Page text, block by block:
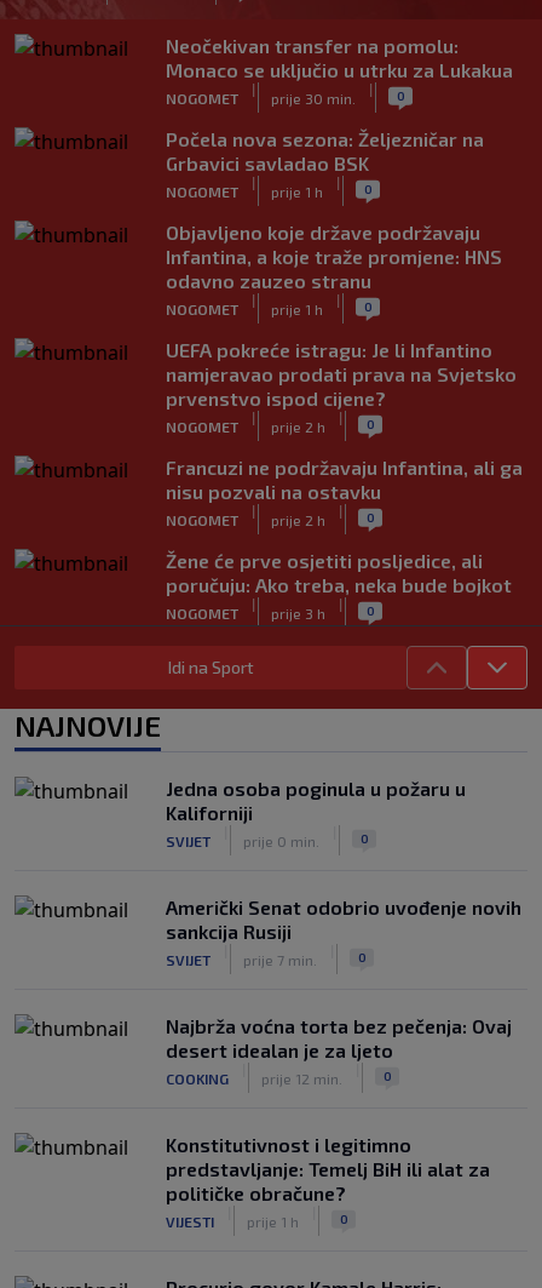
Neočekivan transfer na pomolu:
Monaco se uključio u utrku za Lukakua
NOGOMET
|
prije 30 min.
| 0
Počela nova sezona: Željezničar na
Grbavici savladao BSK
NOGOMET
|
prije 1 h
| 0
Objavljeno koje države podržavaju
Infantina, a koje traže promjene: HNS
odavno zauzeo stranu
NOGOMET
|
prije 1 h
| 0
UEFA pokreće istragu: Je li Infantino
namjeravao prodati prava na Svjetsko
prvenstvo ispod cijene?
NOGOMET
|
prije 2 h
| 0
Francuzi ne podržavaju Infantina, ali ga
nisu pozvali na ostavku
NOGOMET
|
prije 2 h
| 0
Žene će prve osjetiti posljedice, ali
poručuju: Ako treba, neka bude bojkot
NOGOMET
|
prije 3 h
| 0
Zvanično: Samed Baždar ima novi klub,
zadužio broj sa velikom "težinom"
NOGOMET prije 5 h
se pitaju gdje je i šta radi (VIDEO)
OSTALI SPORTOVI prije 5 h
Idi na Sport
NAJNOVIJE
Jedna osoba poginula u požaru u
Kaliforniji
SVIJET prije 0 min. 0
Američki Senat odobrio uvođenje novih
sankcija Rusiji
SVIJET prije 7 min. 0
Najbrža voćna torta bez pečenja: Ovaj
desert idealan je za ljeto
COOKING prije 12 min. 0
Konstitutivnost i legitimno
predstavljanje: Temelj BiH ili alat za
političke obračune?
VIJESTI prije 1 h 0